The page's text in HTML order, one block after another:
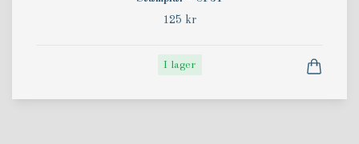
125 kr
I lager